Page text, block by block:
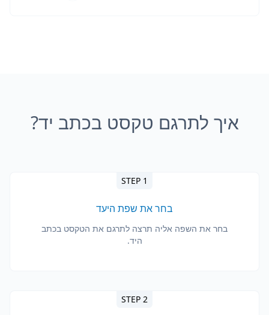
איך לתרגם טקסט בכתב יד?
STEP 1
בחר את שפת היעד
בחר את השפה אליה תרצה לתרגם את הטקסט בכתב
היד.
STEP 2